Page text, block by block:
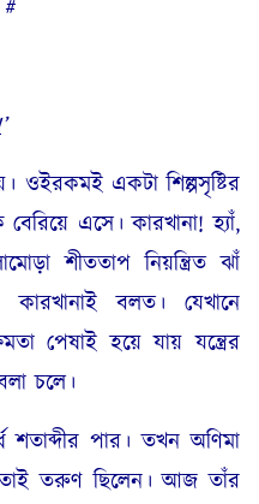
’
ওইরকমই একটা শিল্পসৃষ্টির
বেরিয়ে এসে। কারখানা! হ্যাঁ,
শীততাপ নিয়ন্ত্রিত ঝাঁ
বলত। যেখানে
পেষাই হয়ে যায় যন্ত্রের
চলে।
পার। তখন অণিমা
তরুণ ছিলেন। আজ তাঁর